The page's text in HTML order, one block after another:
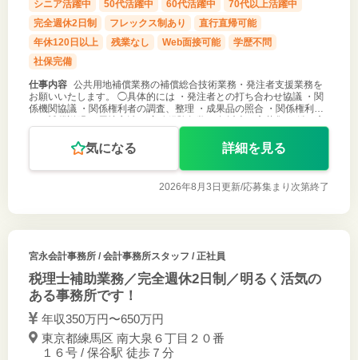
シニア活躍中 50代活躍中 60代活躍中
70代以上活躍中
完全週休2日制
フレックス制あり
直行直帰可能
年休120日以上
残業なし Web面接可能
学歴不問
社保完備
仕事内容 公共用地補償業務の補償総合技術業務・発注者支援業務を
お願いいたします。 ◯具体的には ・発注者との打ち合わせ協議 ・関
係機関協議 ・関係権利者の調査、整理 ・成果品の照合 ・関係権利者
への補償説明 ・用地交渉 ＊実務経験年数10年以上の方募集 ＊働き方
（勤務曜
気になる 詳細を見る
2026年8月3日更新/応募集まり次第終了
宮永会計事務所/ 会計事務所スタッフ / 正社員
税理士補助業務／完全週休2日制／明るく活気の
ある事務所です！
年収350万円〜650万円
東京都練馬区 南大泉６丁目２０番
１６号 / 保谷駅 徒歩７分